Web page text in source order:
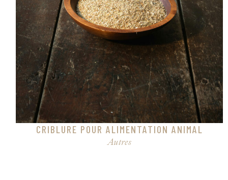
CRIBLURE POUR ALIMENTATION ANIMAL
Autres